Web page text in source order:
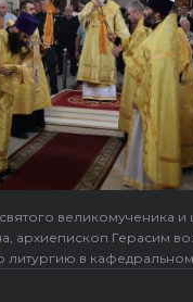
великомученика и
архиепископ Герасим
литургию в